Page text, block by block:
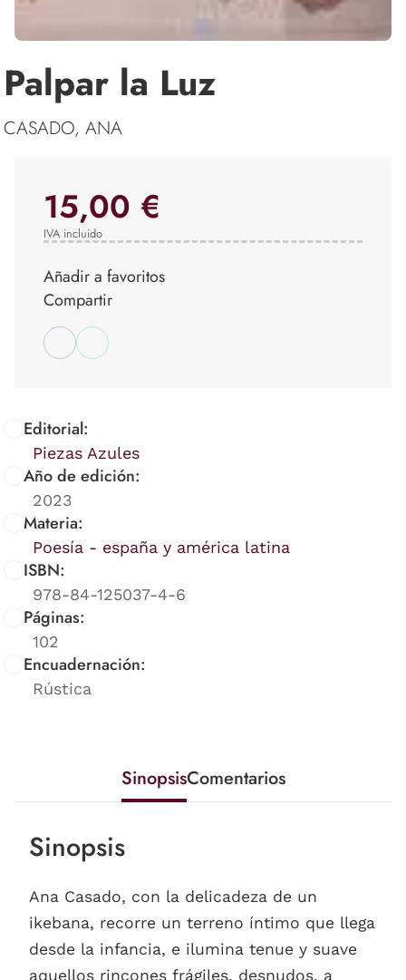
Palpar la Luz
CASADO, ANA
Editorial:
Piezas Azules
Año de edición:
2023
Materia:
Poesía - españa y américa latina
ISBN:
978-84-125037-4-6
Páginas:
102
Encuadernación:
Rústica
15,00 €
IVA incluido
Añadir a favoritos
Compartir
SinopsisComentarios
Sinopsis
Ana Casado, con la delicadeza de un
ikebana, recorre un terreno íntimo que llega
desde la infancia, e ilumina tenue y suave
aquellos rincones frágiles, desnudos, a